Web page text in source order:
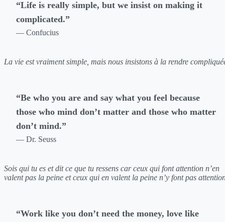
“Life is really simple, but we insist on making it
complicated.”
— Confucius
La vie est vraiment simple, mais nous insistons à la rendre
“Be who you are and say what you feel because
those who mind don’t matter and those who matter
don’t mind.”
— Dr. Seuss
Sois qui tu es et dit ce que tu ressens car ceux qui font attention n’en
valent pas la peine et ceux qui en valent la peine n’y font pas
“Work like you don’t need the money, love like